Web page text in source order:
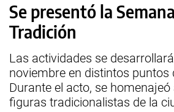
Se presentó la
Tradición
Las actividades se
noviembre en distintos puntos
Durante el acto, se
figuras tradicionalistas de la